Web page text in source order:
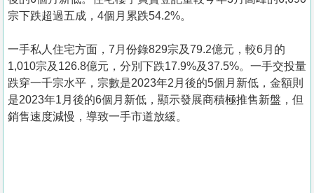
宗下跌超過五成，4個月累跌54.2%。
一手私人住宅方面，7月份錄829宗及79.2億元，較6月的
1,010宗及126.8億元，分別下跌17.9%及37.5%。一手交投量
跌穿一千宗水平，宗數是2023年2月後的5個月新低，金額則
是2023年1月後的6個月新低，顯示發展商積極推售新盤，但
銷售速度減慢，導致一手市道放緩。